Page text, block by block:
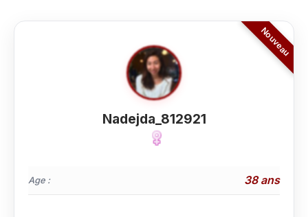
Nadejda_812921
Age : 38 ans